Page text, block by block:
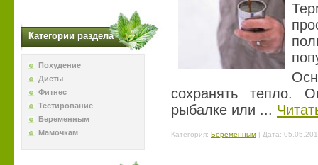
Категории раздела
Похудение
Диеты
Фитнес
Тестирование
Беременным
Мамочкам
сохранять тепло.
рыбалке или ...
Категория: Беременным | Дата: